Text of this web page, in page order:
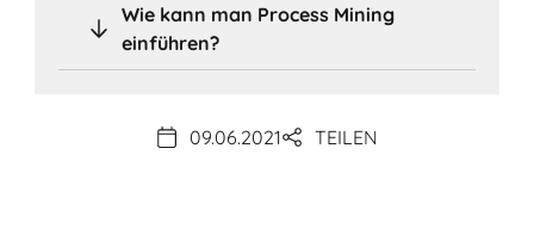
Wie kann man Process Mining
einführen?
09.06.2021 TEILEN